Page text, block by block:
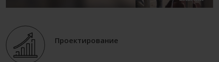
Проектирование